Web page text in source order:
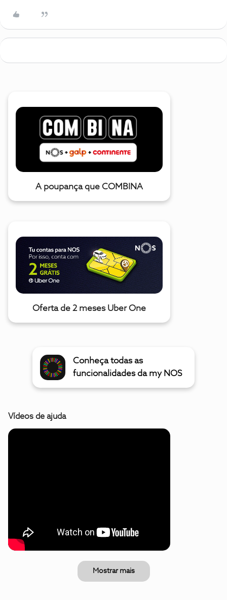
A poupança que COMBINA
Oferta de 2 meses Uber One
Conheça todas as
funcionalidades da my NOS
Vídeos de ajuda
Mostrar mais